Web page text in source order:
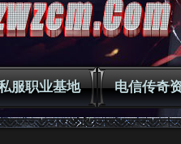
服职业基地 电信传奇